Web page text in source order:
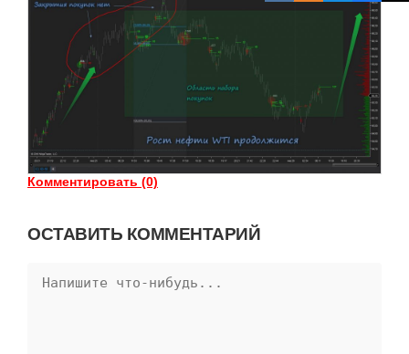
Комментировать (0)
ОСТАВИТЬ КОММЕНТАРИЙ